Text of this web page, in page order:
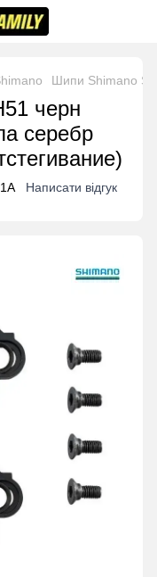
Шипи Shimano
черн
серебр
Написати відгук